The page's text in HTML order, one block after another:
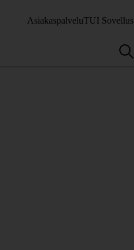
AsiakaspalveluTUI Sovellus